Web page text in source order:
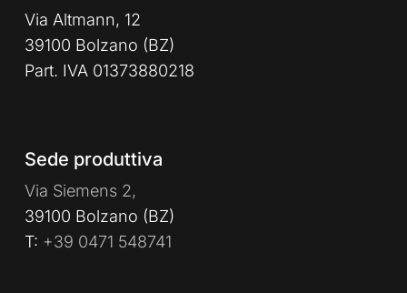
Via Altmann, 12
39100 Bolzano (BZ)
Part. IVA 01373880218
Sede produttiva
Via Siemens 2,
39100 Bolzano (BZ)
T: +39 0471 548741